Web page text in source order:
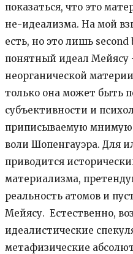
показаться, что это
не-идеализма. На мой
есть, но это лишь second
понятный идеал Мейясу
неорганической
только она может быть
субъективности и
приписываемую мнимую
воли Шопенгауэра. Для
приводится
материализма,
реальность атомов и
Мейясу. Естественно,
идеалистические
метафизические